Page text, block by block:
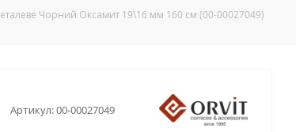
Чорний Оксамит 19\16 мм 160 см (00-00027049)
Артикул:00-00027049